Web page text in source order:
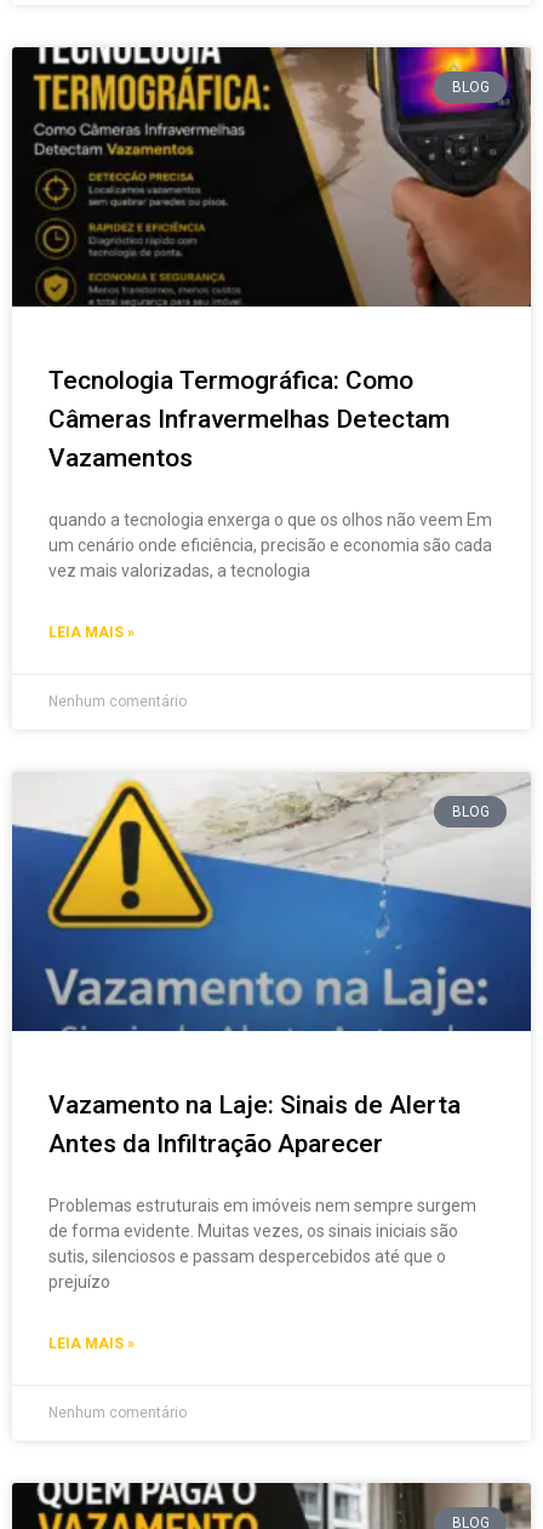
BLOG
Tecnologia Termográfica: Como
Câmeras Infravermelhas Detectam
Vazamentos
quando a tecnologia enxerga o que os olhos não veem Em
um cenário onde eficiência, precisão e economia são cada
vez mais valorizadas, a tecnologia
LEIA MAIS »
Nenhum comentário
BLOG
Vazamento na Laje: Sinais de Alerta
Antes da Infiltração Aparecer
Problemas estruturais em imóveis nem sempre surgem
de forma evidente. Muitas vezes, os sinais iniciais são
sutis, silenciosos e passam despercebidos até que o
prejuízo
LEIA MAIS »
Nenhum comentário
BLOG